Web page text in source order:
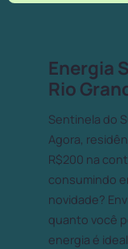
Energia
Rio
Sentinela do
Agora,
R$200 na
consumindo
novidade?
quanto você
energia é